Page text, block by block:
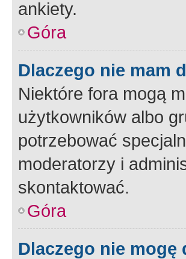
ankiety.
Góra
Dlaczego nie mam
Niektóre fora mogą
użytkowników albo
potrzebować
moderatorzy i
skontaktować.
Góra
Dlaczego nie mogę